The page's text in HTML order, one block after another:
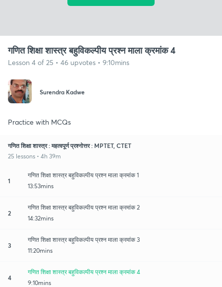
गणित शिक्षा शास्त्र बहुविकल्पीय प्रश्न माला क्रमांक 4
Lesson 4 of 25 • 46 upvotes • 9:10mins
Surendra Kadwe
Practice with MCQs
गणित शिक्षा शास्त्र : महत्वपूर्ण प्रश्नोत्तर : MPTET, CTET
25 lessons • 4h 39m
1
गणित शिक्षा शास्त्र बहुविकल्पीय प्रश्न माला क्रमांक 1
13:53mins
2
गणित शिक्षा शास्त्र बहुविकल्पीय प्रश्न माला क्रमांक 2
14:32mins
3
गणित शिक्षा शास्त्र बहुविकल्पीय प्रश्न माला क्रमांक 3
11:20mins
4
गणित शिक्षा शास्त्र बहुविकल्पीय प्रश्न माला क्रमांक 4
9:10mins